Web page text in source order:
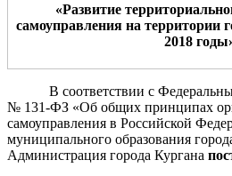
«Развитие
самоуправления на территории
2018
В соответствии с Федеральн
№ 131-ФЗ «Об общих принципах
самоуправления в Российской
муниципального образования
Администрация города Кургана